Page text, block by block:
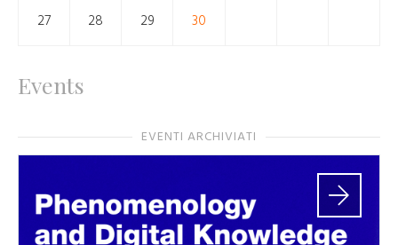
27 28 29 30
Events
EVENTI ARCHIVIATI